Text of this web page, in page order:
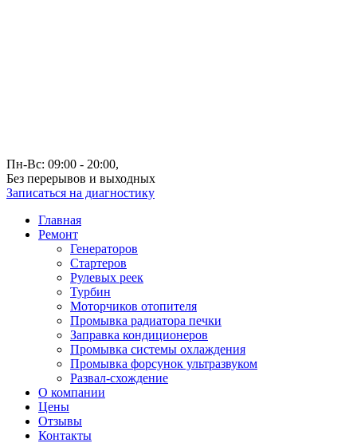
Пн-Вс: 09:00 - 20:00,
Без перерывов и выходных
Записаться на диагностику
Главная
Ремонт
Генераторов
Стартеров
Рулевых реек
Турбин
Моторчиков отопителя
Промывка радиатора печки
Заправка кондиционеров
Промывка системы охлаждения
Промывка форсунок ультразвуком
Развал-схождение
О компании
Цены
Отзывы
Контакты